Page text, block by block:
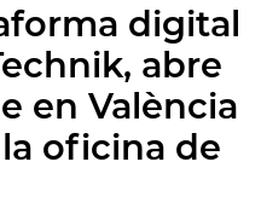
digital
abre
en València
oficina de